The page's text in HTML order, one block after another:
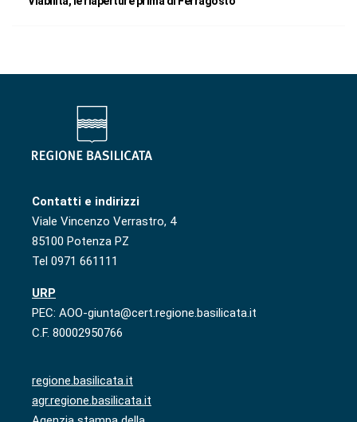
Contatti e indirizzi
Viale Vincenzo Verrastro, 4
85100 Potenza PZ
Tel 0971 661111
URP
PEC: AOO-giunta@cert.regione.basilicata.it
C.F. 80002950766
regione.basilicata.it
agr.regione.basilicata.it